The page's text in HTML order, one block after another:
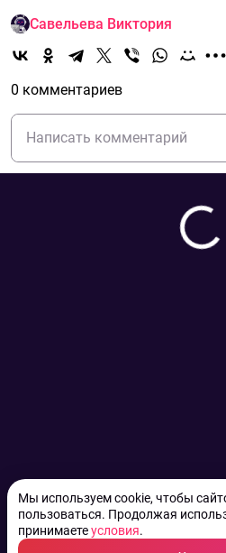
Мы используем cookie, чтобы
пользоваться. Продолжая
принимаетеусловия.
Савельева Виктория
0 комментариев